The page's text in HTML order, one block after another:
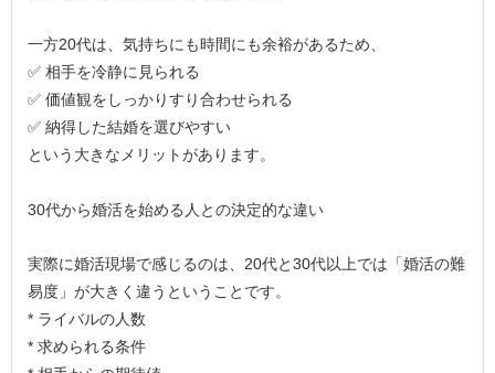
一方20代は、気持ちにも時間にも余裕があるため、
✅ 相手を冷静に見られる
✅ 価値観をしっかりすり合わせられる
✅ 納得した結婚を選びやすい
という大きなメリットがあります。
30代から婚活を始める人との決定的な違い
実際に婚活現場で感じるのは、20代と30代以上では「婚活の難
易度」が大きく違うということです。
* ライバルの人数
* 求められる条件